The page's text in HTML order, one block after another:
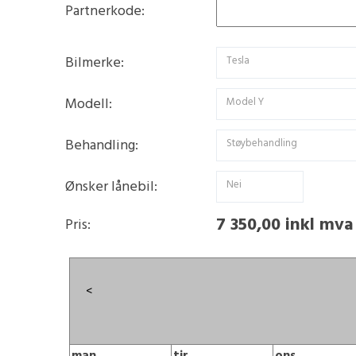
Partnerkode:
Bilmerke: Tesla
Modell: Model Y
Behandling: Støybehandling
Ønsker lånebil: Nei
Pris: 7 350,00 inkl mva
<